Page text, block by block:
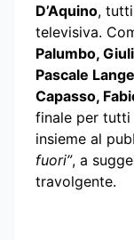
D’Aquino,
televisiva.
Palumbo,
Pascale
Capasso,
finale per
insieme al
fuori”, a
travolgente.